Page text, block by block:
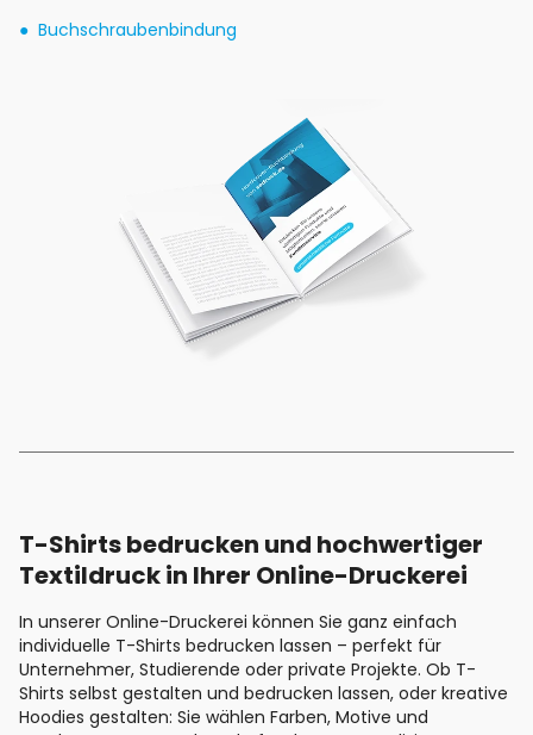
Buchschraubenbindung
T-Shirts bedrucken und hochwertiger
Textildruck in Ihrer Online-Druckerei
In unserer Online-Druckerei können Sie ganz einfach
individuelle T-Shirts bedrucken lassen – perfekt für
Unternehmer, Studierende oder private Projekte. Ob T-
Shirts selbst gestalten und bedrucken lassen, oder kreative
Hoodies gestalten: Sie wählen Farben, Motive und